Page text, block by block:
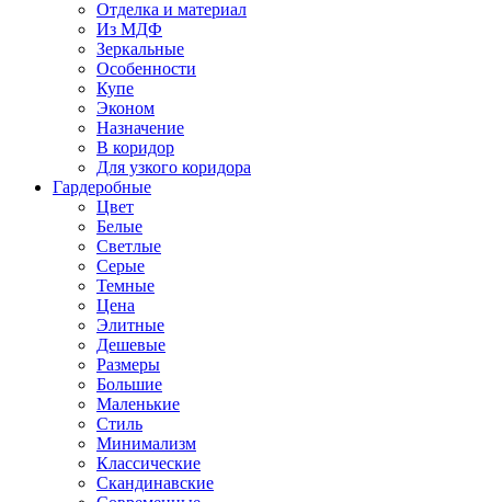
Отделка и материал
Из МДФ
Зеркальные
Особенности
Купе
Эконом
Назначение
В коридор
Для узкого коридора
Гардеробные
Цвет
Белые
Светлые
Серые
Темные
Цена
Элитные
Дешевые
Размеры
Большие
Маленькие
Стиль
Минимализм
Классические
Скандинавские